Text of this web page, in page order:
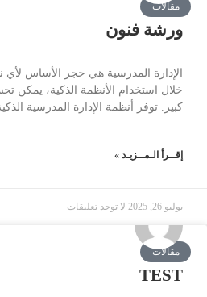
مقالات
ورشة فنون
الإدارة المدرسية هي حجر الأساس لأي
خلال استخدام الأنظمة الذكية، يمكن
كبير. توفر أنظمة الإدارة المدرسية
إقــرأ الـمــزيـد »
يوليو 26, 2025 لا توجد تعليقات
مقالات
TEST